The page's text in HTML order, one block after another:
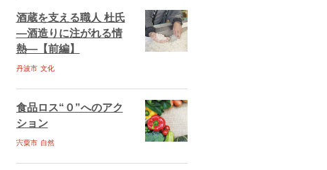
酒蔵を支える職人 杜氏
―酒造りに注がれる情
熱―【前編】
丹波市 文化
食品ロス“０”へのアク
ション
宍粟市 自然